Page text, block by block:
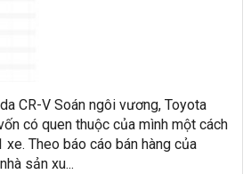
CR-V Soán ngôi vương, Toyota
có quen thuộc của mình một cách
Theo báo cáo bán hàng của
sản xu...